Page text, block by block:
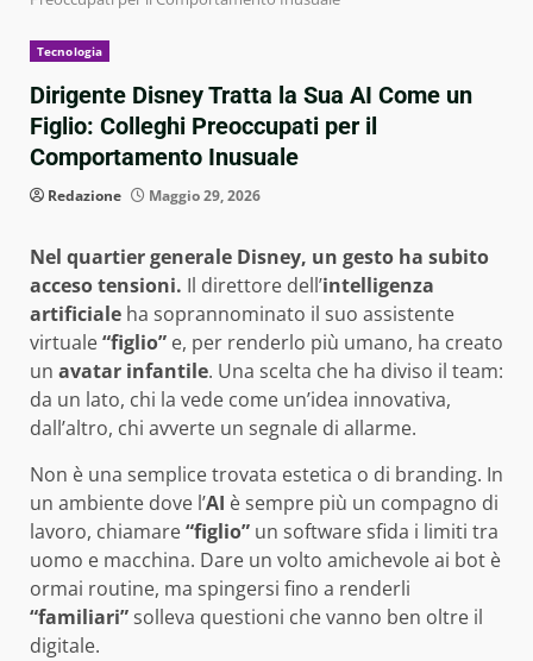
Tecnologia
Dirigente Disney Tratta la Sua AI Come un
Figlio: Colleghi Preoccupati per il
Comportamento Inusuale
Redazione Maggio 29, 2026
Nel quartier generale Disney, un gesto ha subito
acceso tensioni. Il direttore dell’intelligenza
artificiale ha soprannominato il suo assistente
virtuale“figlio” e, per renderlo più umano, ha creato
un avatar infantile. Una scelta che ha diviso il team:
da un lato, chi la vede come un’idea innovativa,
dall’altro, chi avverte un segnale di allarme.
Non è una semplice trovata estetica o di branding. In
un ambiente dove l’AI è sempre più un compagno di
lavoro, chiamare“figlio” un software sfida i limiti tra
uomo e macchina. Dare un volto amichevole ai bot è
ormai routine, ma spingersi fino a renderli
“familiari”solleva questioni che vanno ben oltre il
digitale.